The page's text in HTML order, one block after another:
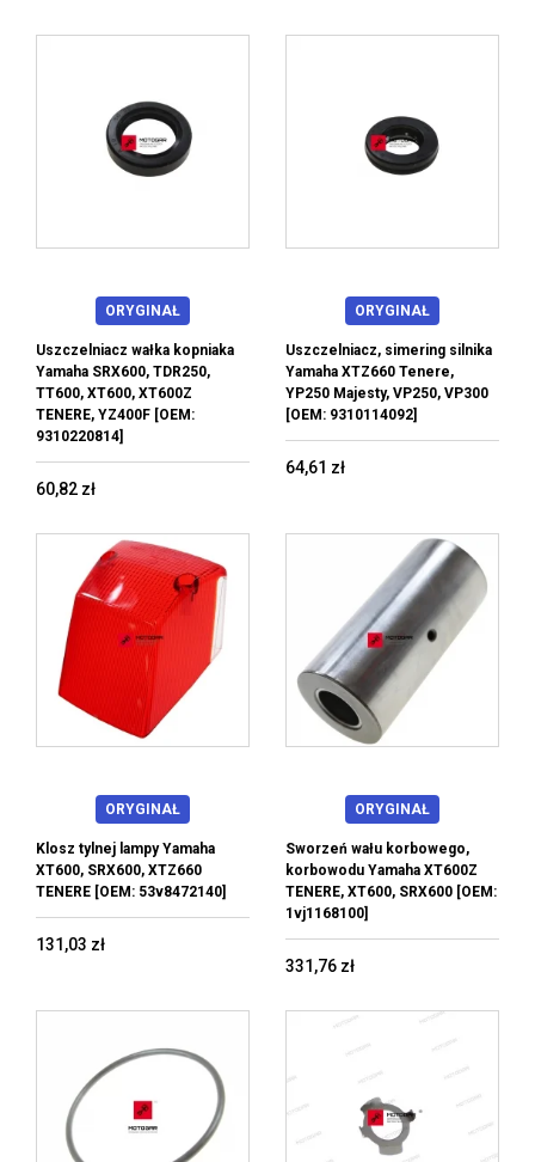
ORYGINAŁ
Uszczelniacz wałka kopniaka
Yamaha SRX600, TDR250,
TT600, XT600, XT600Z
TENERE, YZ400F [OEM:
9310220814]
60,82 zł
ORYGINAŁ
Uszczelniacz, simering silnika
Yamaha XTZ660 Tenere,
YP250 Majesty, VP250, VP300
[OEM: 9310114092]
64,61 zł
ORYGINAŁ
Klosz tylnej lampy Yamaha
XT600, SRX600, XTZ660
TENERE [OEM: 53v8472140]
131,03 zł
ORYGINAŁ
Sworzeń wału korbowego,
korbowodu Yamaha XT600Z
TENERE, XT600, SRX600 [OEM:
1vj1168100]
331,76 zł